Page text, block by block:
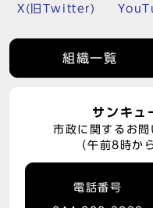
X(旧Twitter)
組織一覧
サンキュ
市政に関するお
（午前8時か
電話番号